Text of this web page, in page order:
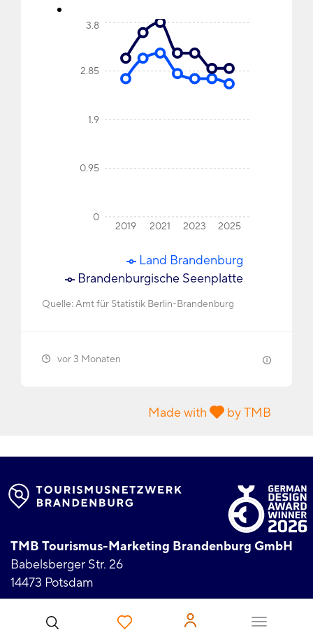
2019 2021 2023 2025
0
0.95
1.9
2.85
3.8
Land Brandenburg
Brandenburgische Seenplatte
Quelle: Amt für Statistik Berlin-Brandenburg
vor 3 Monaten
Made with by TMB
TMB Tourismus-Marketing Brandenburg GmbH
Babelsberger Str. 26
14473 Potsdam